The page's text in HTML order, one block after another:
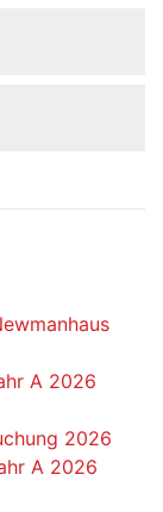
A 2026
2026
A 2026